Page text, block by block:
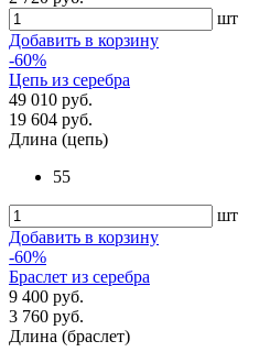
шт
Добавить в корзину
-60%
Цепь из серебра
49 010 руб.
19 604 руб.
Длина (цепь)
55
шт
Добавить в корзину
-60%
Браслет из серебра
9 400 руб.
3 760 руб.
Длина (браслет)